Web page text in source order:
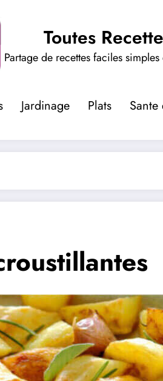
Toutes
Partage de recettes faciles
Jardinage Plats